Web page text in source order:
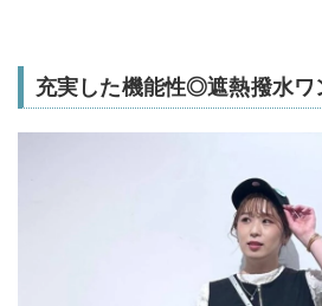
充実した機能性◎遮熱撥水ワ